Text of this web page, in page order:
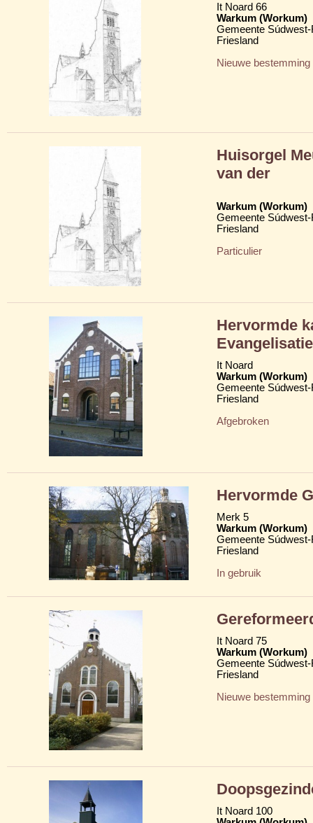
It Noard 66
Warkum (Workum)
Gemeente
Friesland
Nieuwe bestemming
Huisorgel
van der
Warkum (Workum)
Gemeente
Friesland
Particulier
Hervormde
It Noard
Warkum (Workum)
Gemeente
Friesland
Afgebroken
Hervormde
Merk 5
Warkum (Workum)
Gemeente
Friesland
In gebruik
It Noard 75
Warkum (Workum)
Gemeente
Friesland
Nieuwe bestemming
It Noard 100